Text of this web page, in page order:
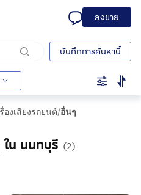
ลงขาย
บันทึกการค้นหานี้
องเสียงรถยนต์/อื่นๆ
ใน นนทบุรี (2)